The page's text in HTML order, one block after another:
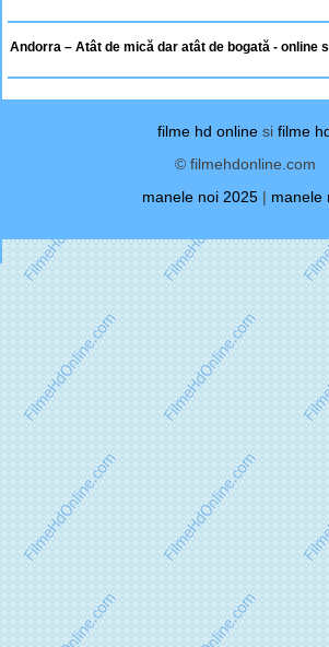
Andorra – Atât de mică dar atât de bogată - online
filme hd online si filme
© filmehdonline.com
manele noi 2025 | manele